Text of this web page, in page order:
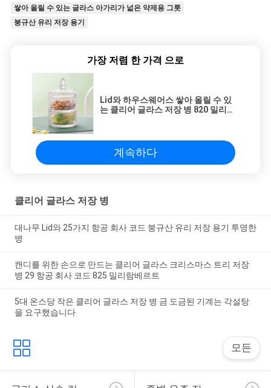
쌓아 올릴 수 있는 글라스 아가리가 넓은 약제용 그릇
붕규산 유리 저장 용기
가장 저렴 한 가격 으로
Lid와 하우스웨어스 쌓아 올릴 수 있
는 클리어 글라스 저장 병 820 밀리람
계속하다
클리어 글라스 저장 병
대나무 Lid와 25가지 항공 회사 코드 붕규산 유리 저장 용기 투명한
병
캔디를 위한 손으로 만드는 클리어 글라스 크리스마스 트리 저장
병 29 항공 회사 코드 825 밀리람베르트
5대 온스당 작은 클리어 글라스 저장 병 금 도금된 기계는 각설탕
을 요구했습니다
모든